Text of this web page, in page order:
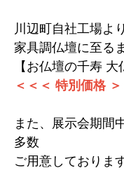
川辺町自社工場よ
家具調仏壇に至る
【お仏壇の千寿
＜＜＜ 特別価格 ＞
また、展示会期間
多数
ご用意しておりま